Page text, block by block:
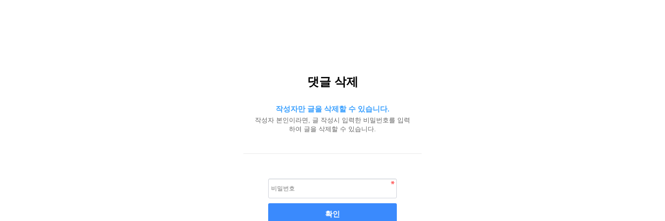
댓글 삭제
작성자만 글을 삭제할 수 있습니다.
작성자 본인이라면, 글 작성시 입력한 비밀번호를 입력
하여 글을 삭제할 수 있습니다.